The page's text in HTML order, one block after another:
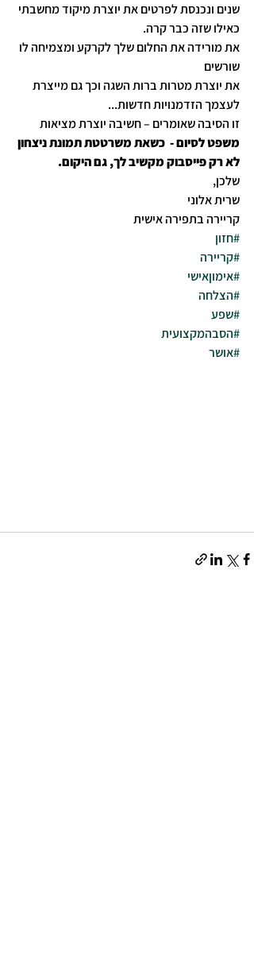
שנים ונכנסת לפרטים את יוצרת מיקוד מחשבתי
כאילו שזה כבר קרה.
את מורידה את החלום שלך לקרקע ומצמיחה לו
שורשים
את יוצרת מטרות ברות השגה וכך גם מייצרת
לעצמך הזדמנויות חדשות...
זו הסיבה שאומרים – חשיבה יוצרת מציאות
משפט לסיום -  כשאת משרטטת תמונת ניצחון
לא רק פייסבוק מקשיב לך, גם היקום.
שלכן,
שרית אלוני
קריירה בתפירה אישית
#חזון
#קריירה
#אימוןאישי
#הצלחה
#שפע
#הסבהמקצועית
#אושר